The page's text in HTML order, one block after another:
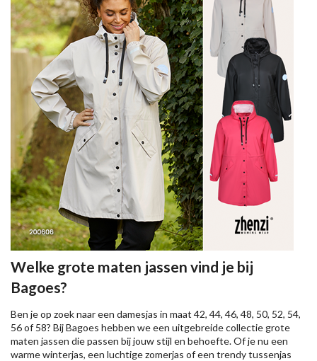
Welke grote maten jassen vind je bij
Bagoes?
Ben je op zoek naar een damesjas in maat 42, 44, 46, 48, 50, 52, 54,
56 of 58? Bij Bagoes hebben we een uitgebreide collectie grote
maten jassen die passen bij jouw stijl en behoefte. Of je nu een
warme winterjas, een luchtige zomerjas of een trendy tussenjas